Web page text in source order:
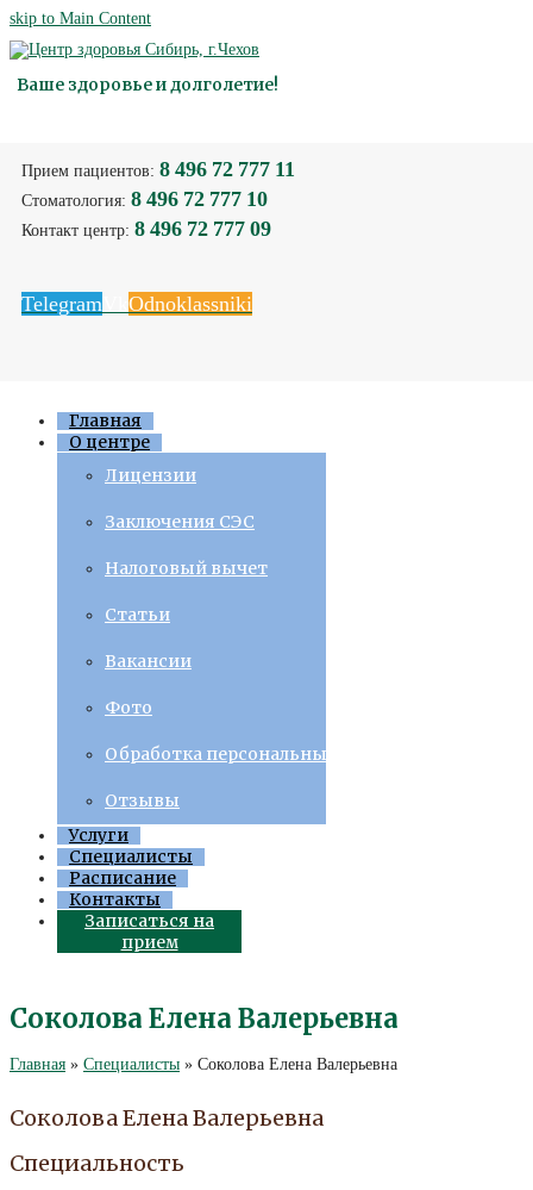
skip to Main Content
Ваше здоровье и долголетие!
Прием пациентов: 8 496 72 777 11
Стоматология: 8 496 72 777 10
Контакт центр: 8 496 72 777 09
Telegram Odnoklassniki
Главная
О центре
Лицензии
Заключения СЭС
Налоговый вычет
Статьи
Вакансии
Фото
Обработка персональных данных
Отзывы
Услуги
Специалисты
Расписание
Контакты
Записаться на
прием
Соколова Елена Валерьевна
Главная » Специалисты » Соколова Елена Валерьевна
Соколова Елена Валерьевна
Специальность